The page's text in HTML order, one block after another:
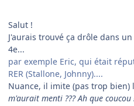
Salut !
J'aurais trouvé ça drôle dans
4e...
par exemple Eric, qui était
RER (Stallone, Johnny)....
Nuance, il imite (pas trop bien)
m'aurait menti ??? Ah que coucou